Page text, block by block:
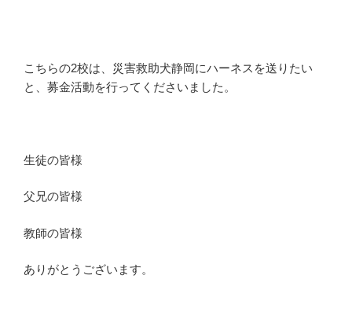
こちらの2校は、災害救助犬静岡にハーネスを送りたい
と、募金活動を行ってくださいました。
生徒の皆様
父兄の皆様
教師の皆様
ありがとうございます。